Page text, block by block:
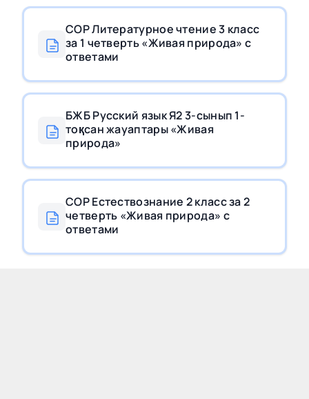
СОР Литературное чтение 3 класс
за 1 четверть «Живая природа» с
ответами
БЖБ Русский язык Я2 3-сынып 1-
тоқсан жауаптары «Живая
природа»
СОР Естествознание 2 класс за 2
четверть «Живая природа» с
ответами